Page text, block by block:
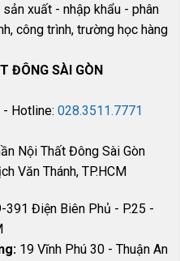
xuất - nhập khẩu - phân
công trình, trường học hàng
ĐÔNG SÀI GÒN
Hotline: 028.3511.7771
Nội Thất Đông Sài Gòn
Văn Thánh, TP.HCM
391 Điện Biên Phủ - P.25 -
19 Vĩnh Phú 30 - Thuận An